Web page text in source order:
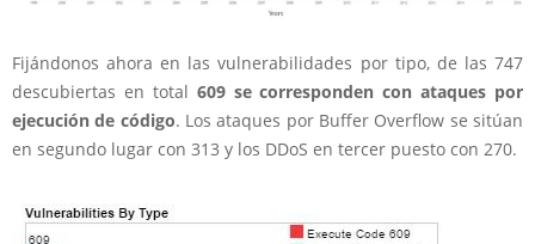
Fijándonos ahora en las vulnerabilidades por tipo, de las 747
descubiertas en total 609 se corresponden con ataques por
ejecución de código. Los ataques por Buffer Overflow se sitúan
en segundo lugar con 313 y los DDoS en tercer puesto con 270.